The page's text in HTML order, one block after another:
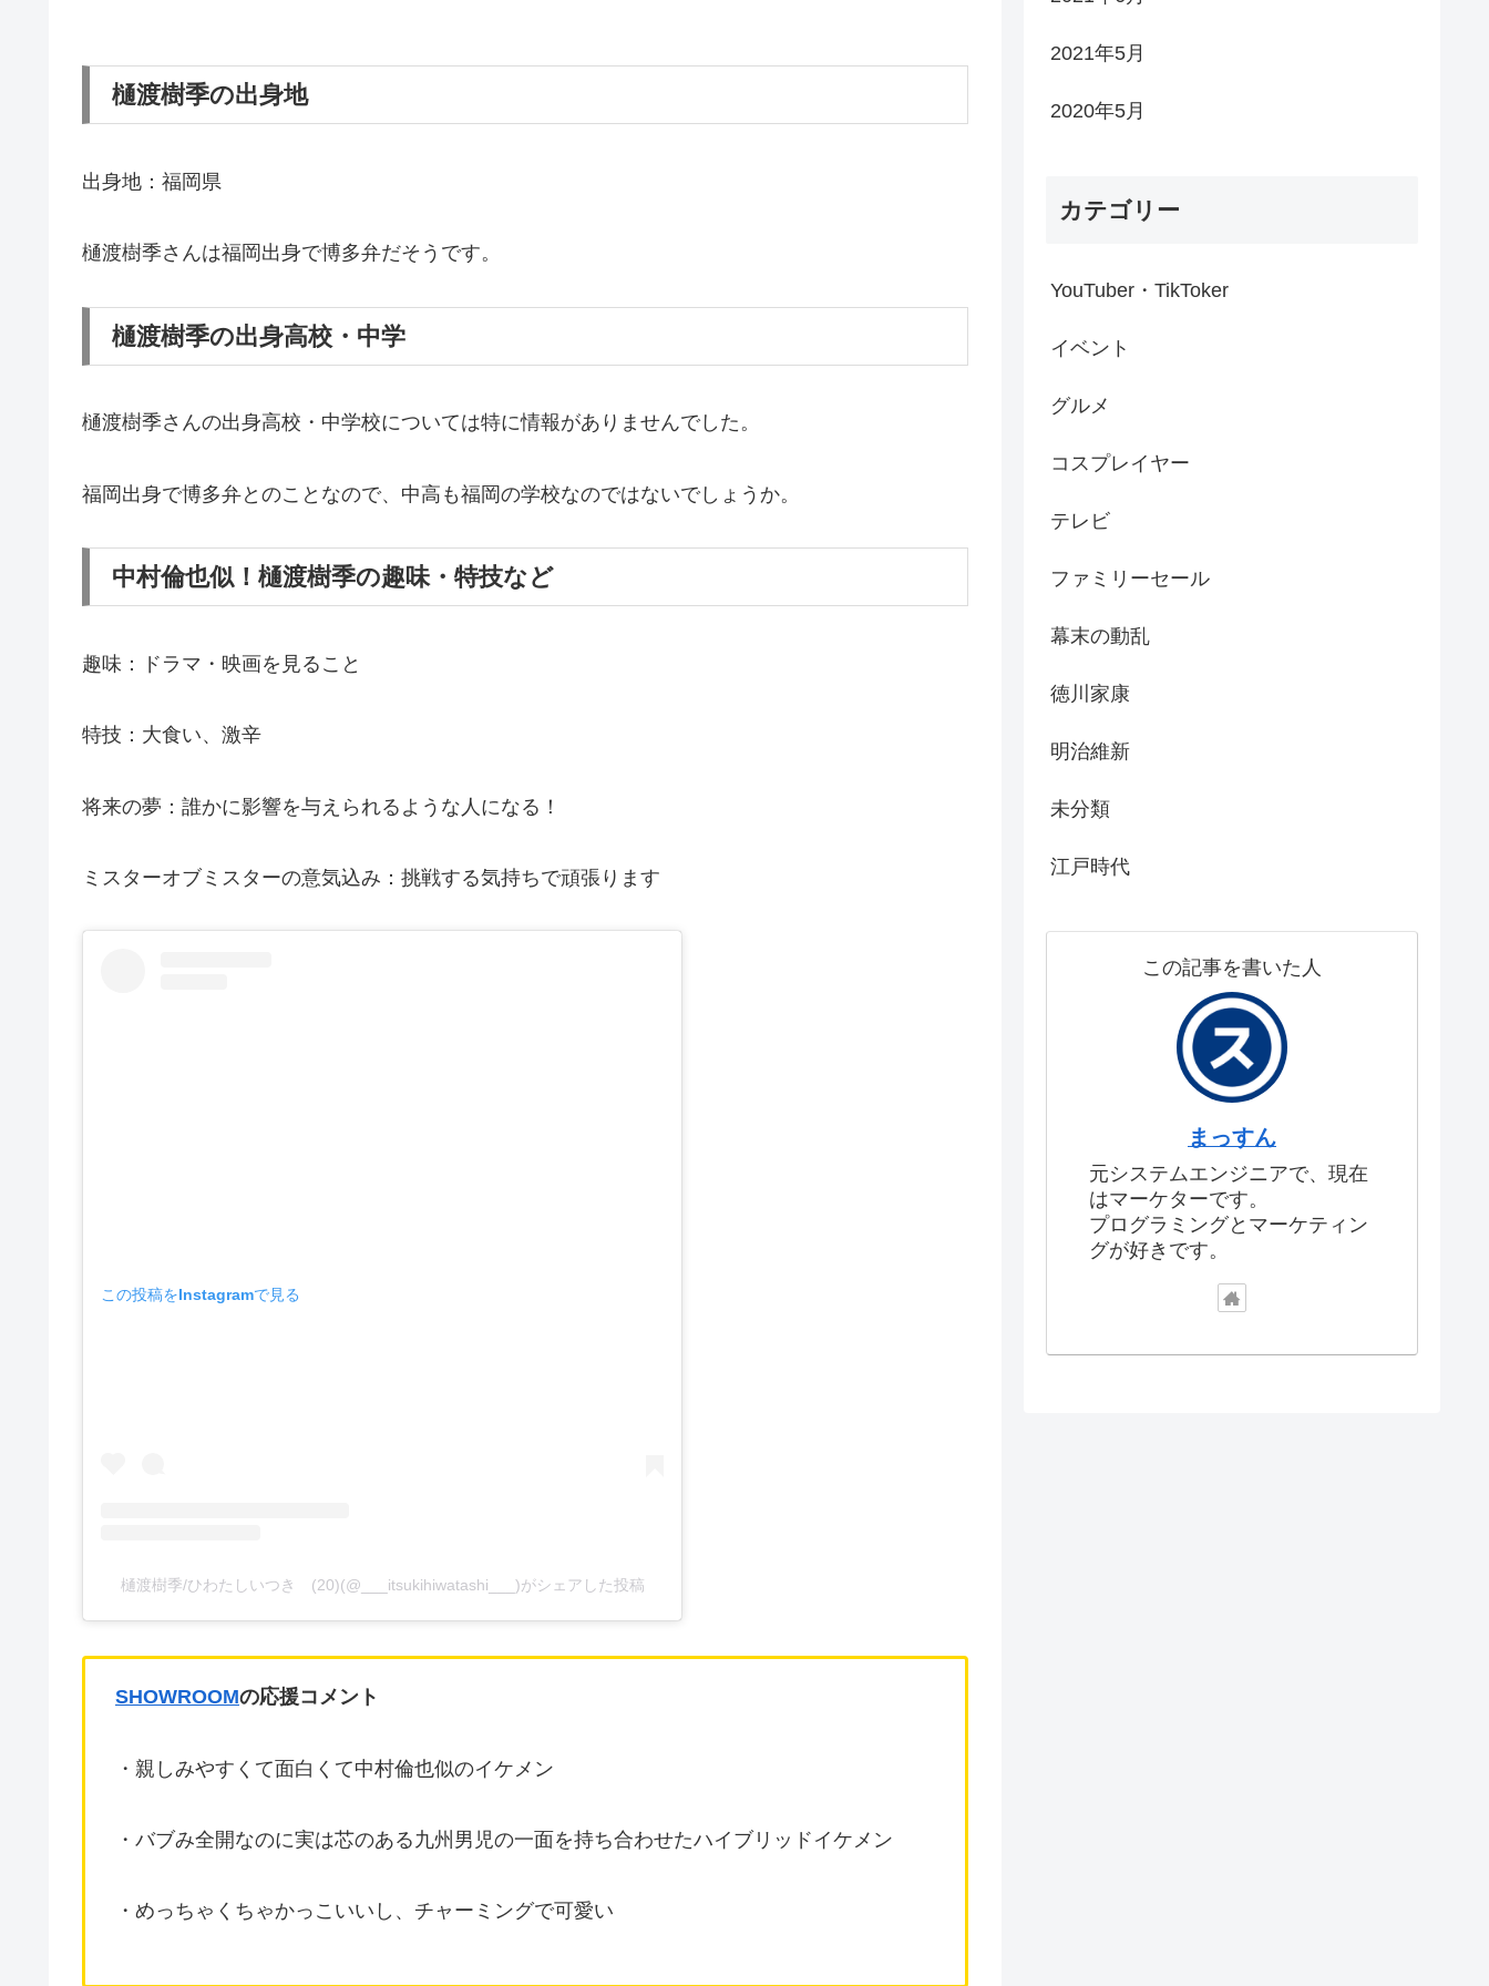
樋渡樹季の出身地
出身地：福岡県
樋渡樹季さんは福岡出身で博多弁だそうです。
樋渡樹季の出身高校・中学
樋渡樹季さんの出身高校・中学校については特に情報がありませんでした。
福岡出身で博多弁とのことなので、中高も福岡の学校なのではないでしょうか。
中村倫也似！樋渡樹季の趣味・特技など
趣味：ドラマ・映画を見ること
特技：大食い、激辛
将来の夢：誰かに影響を与えられるような人になる！
ミスターオブミスターの意気込み：挑戦する気持ちで頑張ります
この投稿をInstagramで見る
樋渡樹季/ひわたしいつき (20)(@___itsukihiwatashi___)がシェアした投稿
SHOWROOMの応援コメント
・親しみやすくて面白くて中村倫也似のイケメン
・バブみ全開なのに実は芯のある九州男児の一面を持ち合わせたハイブリッドイケメン
・めっちゃくちゃかっこいいし、チャーミングで可愛い
2021年5月
2020年5月
カテゴリー
YouTuber・TikToker
イベント
グルメ
コスプレイヤー
テレビ
ファミリーセール
幕末の動乱
徳川家康
明治維新
未分類
江戸時代
この記事を書いた人
まっすん
元システムエンジニアで、現在
はマーケターです。
プログラミングとマーケティン
グが好きです。